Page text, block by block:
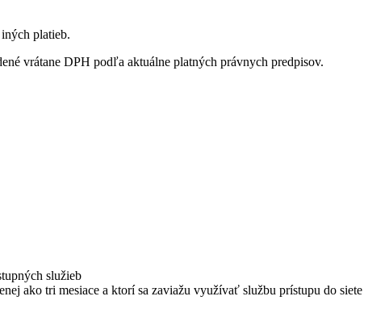
platieb.
vrátane DPH podľa aktuálne platných právnych predpisov.
služieb
ako tri mesiace a ktorí sa zaviažu využívať službu prístupu do siete